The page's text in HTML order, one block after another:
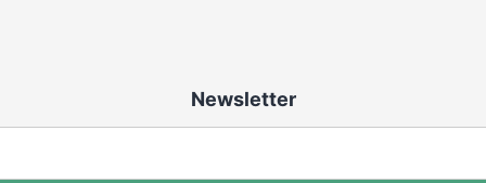
Newsletter